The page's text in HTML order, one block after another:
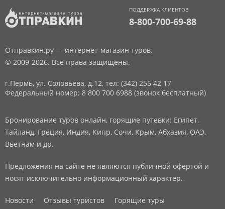
ПОДДЕРЖКА КЛИЕНТОВ
8-800-700-69-88
Отправкин.ру — интернет-магазин туров.
© 2009-2026. Все права защищены.
г.Пермь, ул. Соловьева, д.12, тел: (342) 255 42 17
Федеральный номер: 8 800 700 6988 (звонок бесплатный)
Бронирование туров онлайн, горящие путевки: Египет,
Тайланд, Греция, Индия, Кипр, Сочи, Крым, Абхазия, ОАЭ,
Вьетнам и др.
Предложения на сайте не являются публичной офертой и
носят исключительно информационный характер.
Новости Отзывы туристов
Горящие туры